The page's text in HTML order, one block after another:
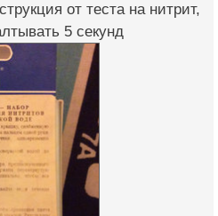
от теста на нитрит,
5 секунд